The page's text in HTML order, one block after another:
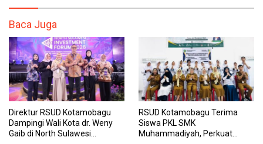
Baca Juga
Direktur RSUD Kotamobagu
Dampingi Wali Kota dr. Weny
Gaib di North Sulawesi
RSUD Kotamobagu Terima
Siswa PKL SMK
Muhammadiyah, Perkuat